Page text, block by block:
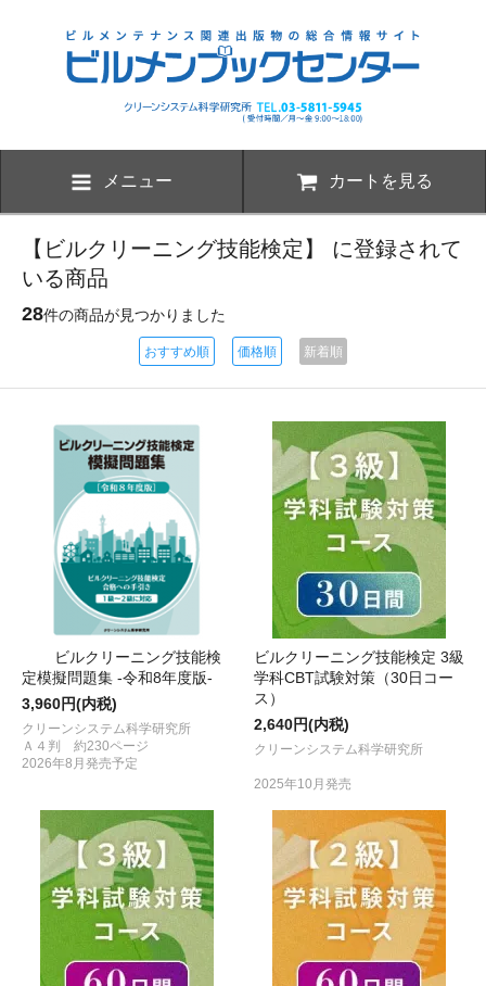
メニュー カートを見る
【ビルクリーニング技能検定】 に登録されて
いる商品
28件の商品が見つかりました
おすすめ順 価格順 新着順
ビルクリーニング技能検
定模擬問題集 -令和8年度版-
3,960円(内税)
クリーンシステム科学研究所
Ａ４判 約230ページ
2026年8月発売予定
ビルクリーニング技能検定 3級
学科CBT試験対策（30日コー
ス）
2,640円(内税)
クリーンシステム科学研究所
2025年10月発売